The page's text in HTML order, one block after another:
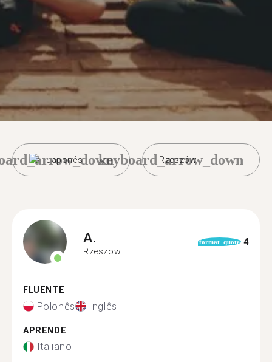
Japonês Rzeszów
keyboard_arrow_down
A.
Rzeszow
format_quote 4
FLUENTE
Polonês Inglês
APRENDE
Italiano